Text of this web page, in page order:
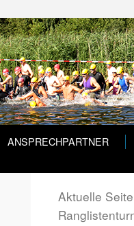
ANSPRECHPARTNER
Aktuelle